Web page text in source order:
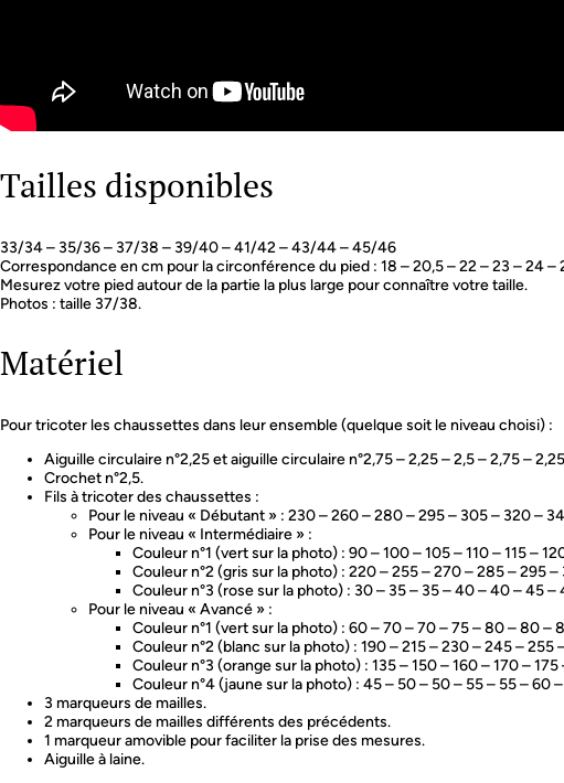
Tailles disponibles
33/34 – 35/36 – 37/38 – 39/40 – 41/42 – 43/44 – 45/46
Correspondance en cm pour la circonférence du pied : 18 – 20,5 – 22 – 23 – 24 –
Mesurez votre pied autour de la partie la plus large pour connaître votre taille.
Photos : taille 37/38.
Matériel
Pour tricoter les chaussettes dans leur ensemble (quelque soit le niveau choisi) :
Aiguille circulaire n°2,25 et aiguille circulaire n°2,75 – 2,25 – 2,5 – 2,75 –
Crochet n°2,5.
Fils à tricoter des chaussettes :
Pour le niveau « Débutant » : 230 – 260 – 280 – 295 – 305 – 320 –
Pour le niveau « Intermédiaire » :
Couleur n°1 (vert sur la photo) : 90 – 100 – 105 – 110 – 115 –
Couleur n°2 (gris sur la photo) : 220 – 255 – 270 – 285 – 295 –
Couleur n°3 (rose sur la photo) : 30 – 35 – 35 – 40 – 40 – 45 –
Pour le niveau « Avancé » :
Couleur n°1 (vert sur la photo) : 60 – 70 – 70 – 75 – 80 – 80 –
Couleur n°2 (blanc sur la photo) : 190 – 215 – 230 – 245 – 255
Couleur n°3 (orange sur la photo) : 135 – 150 – 160 – 170 – 175
Couleur n°4 (jaune sur la photo) : 45 – 50 – 50 – 55 – 55 – 60
3 marqueurs de mailles.
2 marqueurs de mailles différents des précédents.
1 marqueur amovible pour faciliter la prise des mesures.
Aiguille à laine.